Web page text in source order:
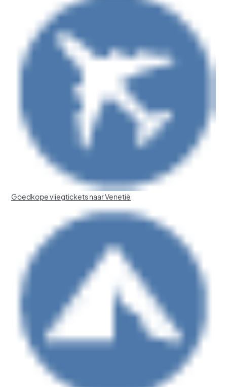
Goedkope vliegtickets naar Venetië